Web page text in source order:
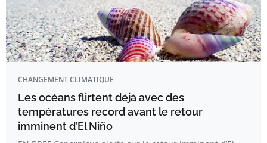
CHANGEMENT CLIMATIQUE
Les océans flirtent déjà avec des
températures record avant le retour
imminent d’El Niño